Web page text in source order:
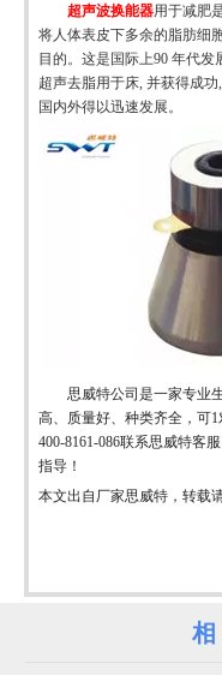
超声波换能器用于减肥
将人体表皮下多余的脂肪细
目的。这是国际上90 年代发
超声去脂用于床, 并获得成
国内外得以迅速发展。
思威特公司是一家专业
高、质量好、种类齐全，可
400-8161-086联系思威特客
指导！
本文出自厂家思威特，转载